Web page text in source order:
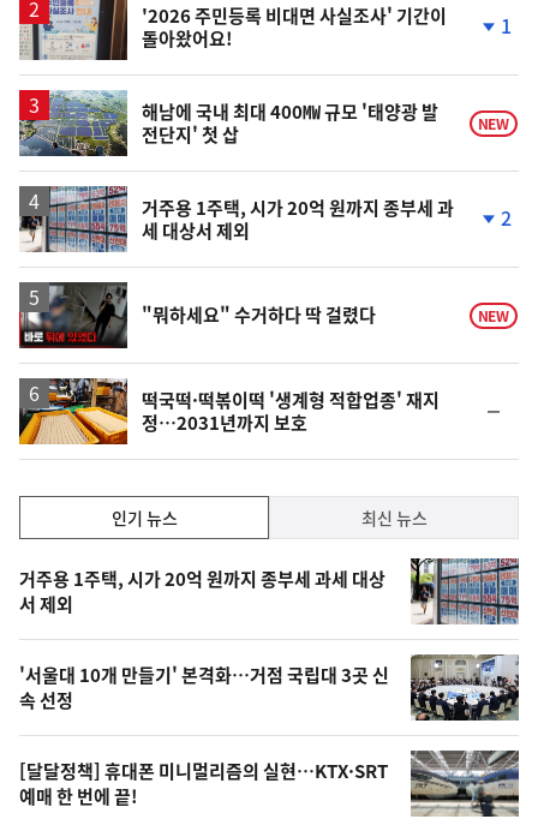
'2026 주민등록 비대면 사실조사' 기간이
돌아왔어요!
계
락
1
해남에 국내 최대 400㎿ 규모 '태양광 발
전단지' 첫 삽
NEW
거주용 1주택, 시가 20억 원까지 종부세 과
세 대상서 제외
계
락
2
영
상
"뭐하세요" 수거하다 딱 걸렸다 NEW
떡국떡·떡볶이떡 '생계형 적합업종' 재지
정…2031년까지 보호
일
기,
최
신,
오
늘
의
영
상
인기 뉴스 최신 뉴스
기
뉴
스
거주용 1주택, 시가 20억 원까지 종부세 과세 대상
서 제외
'서울대 10개 만들기' 본격화…거점 국립대 3곳 신
속 선정
[달달정책] 휴대폰 미니멀리즘의 실현…KTX·SRT
예매 한 번에 끝!